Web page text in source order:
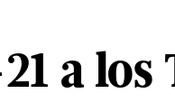
a los